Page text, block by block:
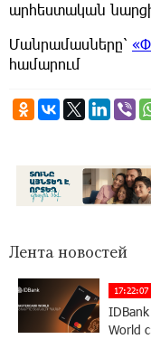
արհեստական
Մանրամասները՝
համարում
Лента новостей
17:22:07
World